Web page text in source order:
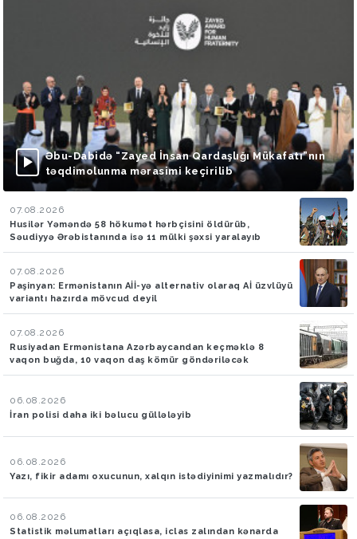
Əbu-Dabidə “Zayed İnsan Qardaşlığı Mükafatı”nın
təqdimolunma mərasimi keçirilib
07.08.2026
Husilər Yəməndə 58 hökumət hərbçisini öldürüb,
Səudiyyə Ərəbistanında isə 11 mülki şəxsi yaralayıb
07.08.2026
Paşinyan: Ermənistanın Aİİ-yə alternativ olaraq Aİ üzvlüyü
variantı hazırda mövcud deyil
07.08.2026
Rusiyadan Ermənistana Azərbaycandan keçməklə 8
vaqon buğda, 10 vaqon daş kömür göndəriləcək
06.08.2026
İran polisi daha iki bəlucu güllələyib
06.08.2026
Yazı, fikir adamı oxucunun, xalqın istədiyinimi yazmalıdır?
06.08.2026
Statistik məlumatları açıqlasa, iclas zalından kənarda